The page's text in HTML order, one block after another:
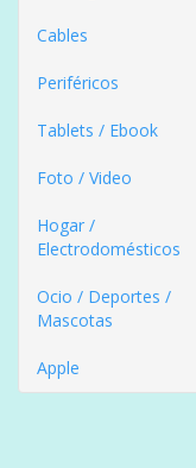
Cables
Periféricos
Tablets / Ebook
Foto / Video
Hogar /
Electrodomésticos
Ocio / Deportes /
Mascotas
Apple